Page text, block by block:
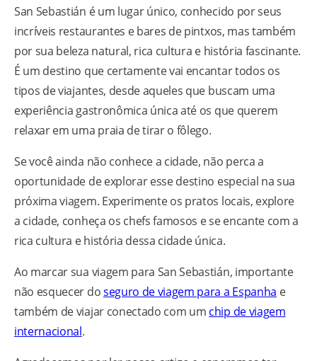
San Sebastián é um lugar único, conhecido por seus
incríveis restaurantes e bares de pintxos, mas também
por sua beleza natural, rica cultura e história fascinante.
É um destino que certamente vai encantar todos os
tipos de viajantes, desde aqueles que buscam uma
experiência gastronômica única até os que querem
relaxar em uma praia de tirar o fôlego.
Se você ainda não conhece a cidade, não perca a
oportunidade de explorar esse destino especial na sua
próxima viagem. Experimente os pratos locais, explore
a cidade, conheça os chefs famosos e se encante com a
rica cultura e história dessa cidade única.
Ao marcar sua viagem para San Sebastián, importante
não esquecer doseguro de viagem para a Espanha e
também de viajar conectado com um chip de viagem
internacional.